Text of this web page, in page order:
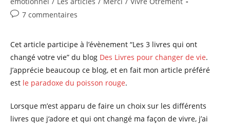
publication :
Commentaires
publication :
7 commentaires
Cet article participe à l’évènement “Les 3 livres qui ont
changé votre vie” du blog Des Livres pour changer de vie.
J’apprécie beaucoup ce blog, et en fait mon article préféré
est le paradoxe du poisson rouge.
Lorsque m’est apparu de faire un choix sur les différents
livres que j‘adore et qui ont changé ma façon de vivre, j’ai